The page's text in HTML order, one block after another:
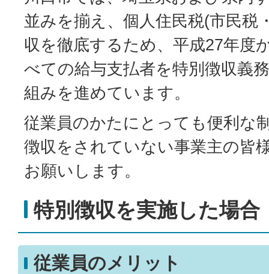
並みを揃え、個人住民税(市民税
収を徹底するため、平成27年度
べての給与支払者を特別徴収義
組みを進めています。
従業員のかたにとっても便利な
徴収をされていない事業主の皆
お願いします。
特別徴収を実施した場合
従業員のメリット